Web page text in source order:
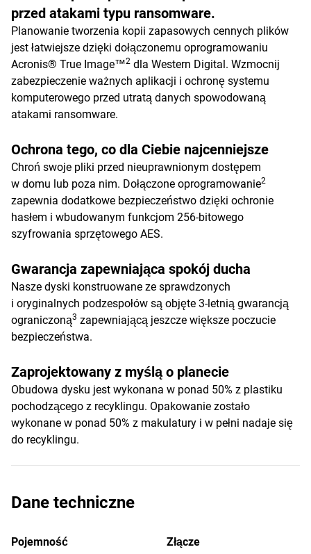
przed atakami typu ransomware.
Planowanie tworzenia kopii zapasowych cennych plików
jest łatwiejsze dzięki dołączonemu oprogramowaniu
Acronis® True Image™2 dla Western Digital. Wzmocnij
zabezpieczenie ważnych aplikacji i ochronę systemu
komputerowego przed utratą danych spowodowaną
atakami ransomware.
Ochrona tego, co dla Ciebie najcenniejsze
Chroń swoje pliki przed nieuprawnionym dostępem
w domu lub poza nim. Dołączone oprogramowanie2
zapewnia dodatkowe bezpieczeństwo dzięki ochronie
hasłem i wbudowanym funkcjom 256-bitowego
szyfrowania sprzętowego AES.
Gwarancja zapewniająca spokój ducha
Nasze dyski konstruowane ze sprawdzonych
i oryginalnych podzespołów są objęte 3-letnią gwarancją
ograniczoną3 zapewniającą jeszcze większe poczucie
bezpieczeństwa.
Zaprojektowany z myślą o planecie
Obudowa dysku jest wykonana w ponad 50% z plastiku
pochodzącego z recyklingu. Opakowanie zostało
wykonane w ponad 50% z makulatury i w pełni nadaje się
do recyklingu.
Dane techniczne
Pojemność
Złącze